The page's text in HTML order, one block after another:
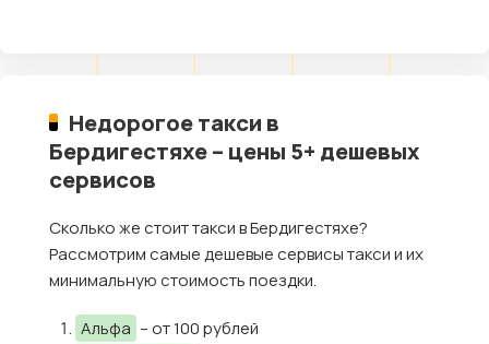
Недорогое такси в
Бердигестяхе – цены 5+ дешевых
сервисов
Сколько же стоит такси в Бердигестяхе?
Рассмотрим самые дешевые сервисы такси и их
минимальную стоимость поездки.
Альфа – от 100 рублей